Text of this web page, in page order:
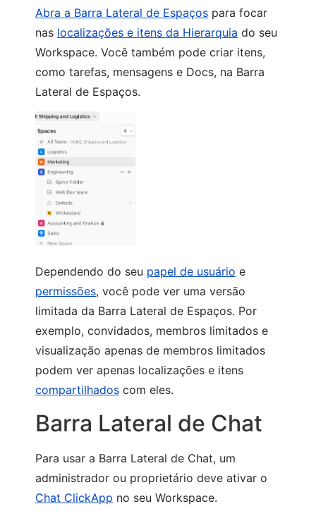
Abra a Barra Lateral de Espaços para focar
nas localizações e itens da Hierarquia do seu
Workspace. Você também pode criar itens,
como tarefas, mensagens e Docs, na Barra
Lateral de Espaços.
Dependendo do seu papel de usuário e
permissões, você pode ver uma versão
limitada da Barra Lateral de Espaços. Por
exemplo, convidados, membros limitados e
visualização apenas de membros limitados
podem ver apenas localizações e itens
compartilhados com eles.
Barra Lateral de Chat
Para usar a Barra Lateral de Chat, um
administrador ou proprietário deve ativar o
Chat ClickApp no seu Workspace.